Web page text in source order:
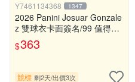
Y7461134368 1347
2026 Panini Josuar Gonzale
z 雙球衣卡面簽名/99 值得收
藏 小國寶 Immaculate
$363
競標 剩2天/出價3次